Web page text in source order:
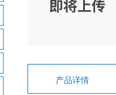
产品详情